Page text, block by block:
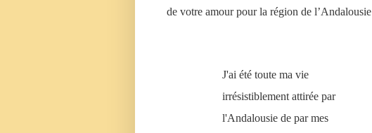
de votre amour pour la région de l’Andalousie
J'ai été toute ma vie
irrésistiblement attirée par
l'Andalousie de par mes